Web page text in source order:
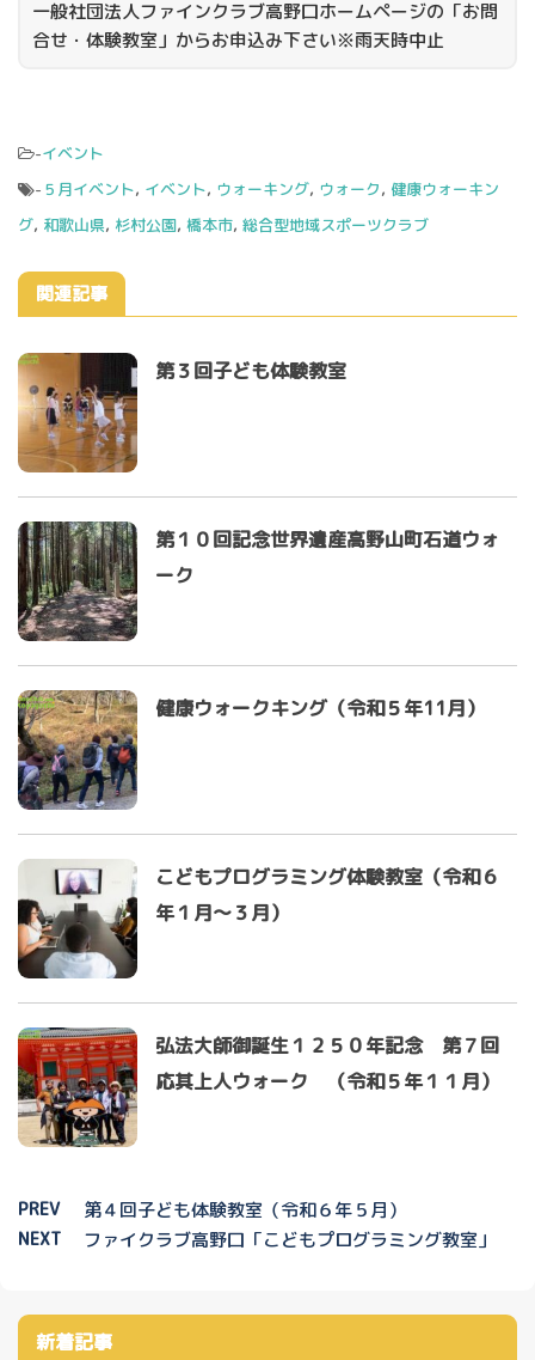
一般社団法人ファインクラブ高野口ホームページの「お問
合せ・体験教室」からお申込み下さい※雨天時中止
-イベント
- ５月イベント, イベント, ウォーキング, ウォーク, 健康ウォーキン
グ, 和歌山県, 杉村公園, 橋本市, 総合型地域スポーツクラブ
関連記事
第３回子ども体験教室
第１０回記念世界遺産高野山町石道ウォ
ーク
健康ウォークキング（令和５年11月）
こどもプログラミング体験教室（令和６
年１月～３月）
弘法大師御誕生１２５０年記念 第７回
応其上人ウォーク （令和５年１１月）
PREV 第４回子ども体験教室（令和６年５月）
NEXT ファイクラブ高野口「こどもプログラミング教室」
新着記事